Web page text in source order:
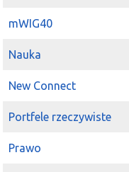
mWIG40
Nauka
New Connect
Portfele rzeczywiste
Prawo